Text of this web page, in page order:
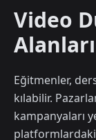
Video
Alanları
Eğitmenler,
kılabilir.
kampanyaları